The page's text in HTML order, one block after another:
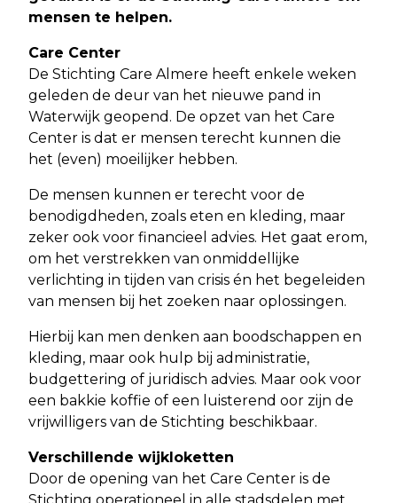
mensen te helpen.
Care Center
De Stichting Care Almere heeft enkele weken
geleden de deur van het nieuwe pand in
Waterwijk geopend. De opzet van het Care
Center is dat er mensen terecht kunnen die
het (even) moeilijker hebben.
De mensen kunnen er terecht voor de
benodigdheden, zoals eten en kleding, maar
zeker ook voor financieel advies. Het gaat erom,
om het verstrekken van onmiddellijke
verlichting in tijden van crisis én het begeleiden
van mensen bij het zoeken naar oplossingen.
Hierbij kan men denken aan boodschappen en
kleding, maar ook hulp bij administratie,
budgettering of juridisch advies. Maar ook voor
een bakkie koffie of een luisterend oor zijn de
vrijwilligers van de Stichting beschikbaar.
Verschillende wijkloketten
Door de opening van het Care Center is de